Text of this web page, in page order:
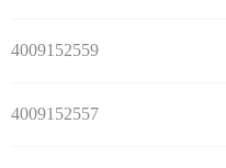
4009152559
4009152557